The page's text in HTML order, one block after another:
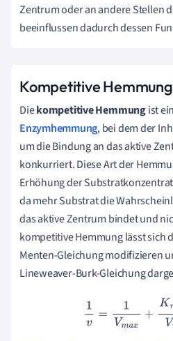
Zentrum oder an andere Stellen
beeinflussen dadurch dessen
Kompetitive
Diekompetitive Hemmungist
Enzymhemmung, bei dem der
um die Bindung an das aktive
konkurriert. Diese Art der
Erhöhung der
da mehr Substrat die
das aktive Zentrum bindet und
kompetitive Hemmung lässt sich
Menten-Gleichung modifizieren
Lineweaver-Burk-Gleichung
1v ax +[I]